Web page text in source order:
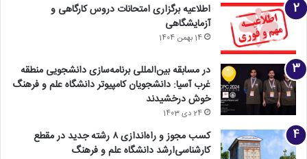
اطلاعیه برگزاری امتحانات دروس کارگاهی و
آزمایشگاهی
14 بهمن 1404
در مسابقه بین‌المللی برنامه‌سازی دانشجویی منطقه
غرب آسیا: دانشجویان کامپیوتر دانشگاه علم و فرهنگ
خوش درخشیدند
24 دی 1403
کسب مجوز و راه‌اندازی ۸ رشته جدید در مقطع
کارشناسی‌ارشد دانشگاه علم و فرهنگ